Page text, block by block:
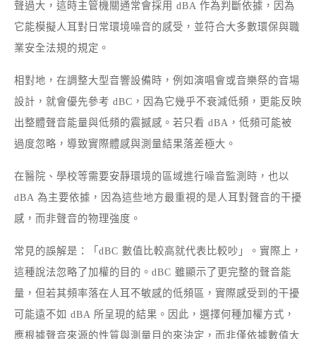
聲過大，這時主管機關通常會採用 dBA 作為判斷依據，因為
它能模擬人耳對日常環境噪音的感受，並符合大多數環保與職
業安全法規的規定。
相對地，在調整大型音響設備時，例如演唱會或音樂祭的音場
設計，就會優先參考 dBC，因為它幾乎不衰減低頻，更能反映
出整體聲音能量與低頻的震撼感。若只看 dBA，低頻可能被
過度忽略，導致實際體感與測量結果落差極大。
在醫院、學校等需要安靜環境的區域進行噪音監測時，也以
dBA 為主要依據，因為這些地方最重視的是人耳對聲音的干擾
感，而非聲音的物理強度。
常見的誤解是：「dBC 數值比較高就代表比較吵」。實際上，
這種說法忽略了加權的目的。dBC 雖顯示了更完整的聲音能
量，但若其頻率落在人耳不敏感的低頻區，實際感受到的干擾
可能遠不如 dBA 所呈現的結果。因此，選擇何種加權方式，
應根據聲音來源的性質與測量目的來決定，而非僅依據數值大